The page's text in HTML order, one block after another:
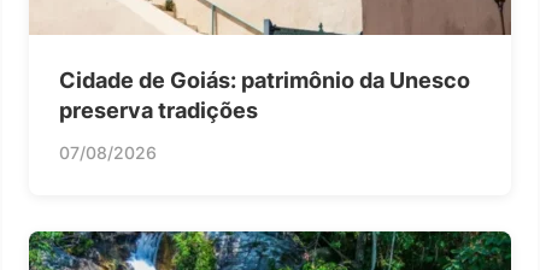
Cidade de Goiás: patrimônio da Unesco
preserva tradições
07/08/2026